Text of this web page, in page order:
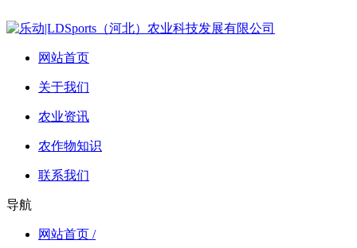
网站首页
关于我们
农业资讯
农作物知识
联系我们
导航
网站首页 /